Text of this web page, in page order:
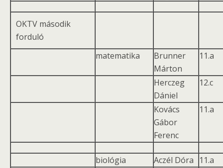
OKTV második
forduló
matematika
Brunner
Márton
11.a
Herczeg
Dániel
12.c
Kovács
Gábor
Ferenc
11.a
biológia Aczél Dóra
11.a